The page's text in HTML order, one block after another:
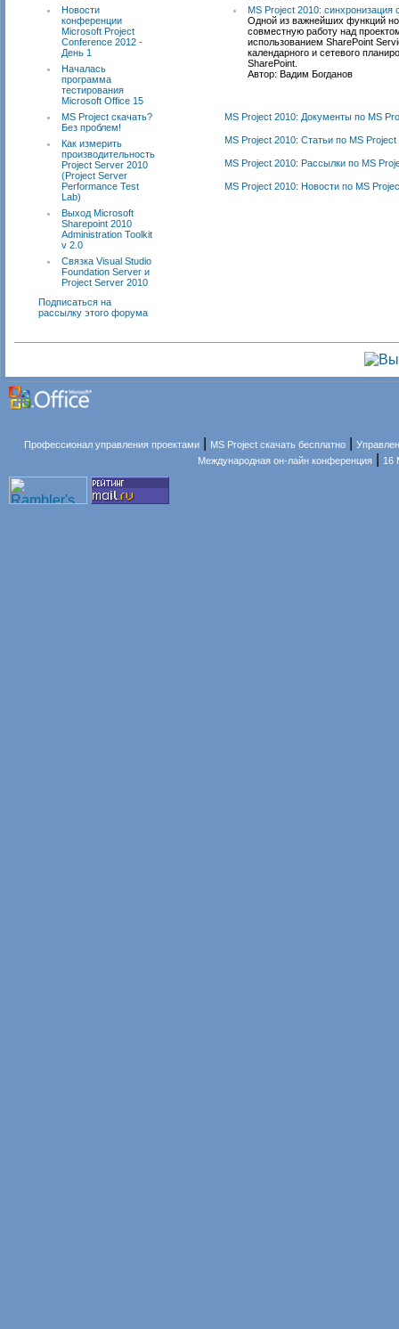
Новости
конференции
Microsoft Project
Conference 2012 -
День 1
Началась
программа
тестирования
Microsoft Office 15
MS Project скачать?
Без проблем!
Как измерить
производительность
Project Server 2010
(Project Server
Performance Test
Lab)
Выход Microsoft
Sharepoint 2010
Administration Toolkit
v 2.0
Связка Visual Studio
Foundation Server и
Project Server 2010
Подписаться на
рассылку этого форума
MS Project 2010: синхронизация
Одной из важнейших функций
совместную работу над
использованием SharePoint
календарного и сетевого
SharePoint.
Автор: Вадим Богданов
MS Project 2010: Документы по MS
MS Project 2010: Статьи по MS Project
MS Project 2010: Рассылки по MS
MS Project 2010: Новости по MS
Профессионал управления проектами MS Project скачать бесплатно |
Международная он-лайн конференция
16